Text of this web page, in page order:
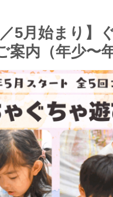
／5月始まり
案内（年少〜